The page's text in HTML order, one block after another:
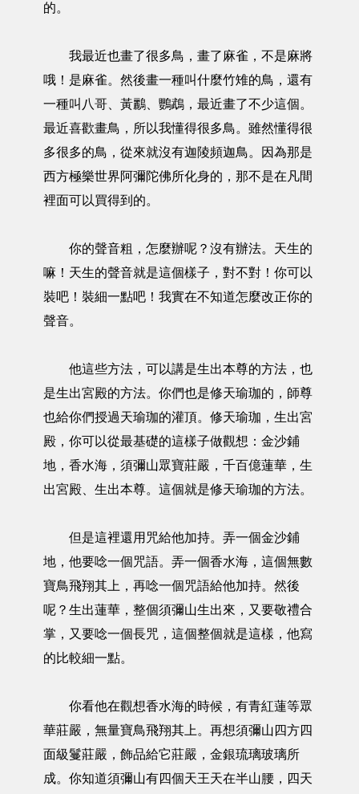
的。
我最近也畫了很多鳥，畫了麻雀，不是麻將
哦！是麻雀。然後畫一種叫什麼竹雉的鳥，還有
一種叫八哥、黃鸝、鸚鵡，最近畫了不少這個。
最近喜歡畫鳥，所以我懂得很多鳥。雖然懂得很
多很多的鳥，從來就沒有迦陵頻迦鳥。因為那是
西方極樂世界阿彌陀佛所化身的，那不是在凡間
裡面可以買得到的。
你的聲音粗，怎麼辦呢？沒有辦法。天生的
嘛！天生的聲音就是這個樣子，對不對！你可以
裝吧！裝細一點吧！我實在不知道怎麼改正你的
聲音。
他這些方法，可以講是生出本尊的方法，也
是生出宮殿的方法。你們也是修天瑜珈的，師尊
也給你們授過天瑜珈的灌頂。修天瑜珈，生出宮
殿，你可以從最基礎的這樣子做觀想：金沙鋪
地，香水海，須彌山眾寶莊嚴，千百億蓮華，生
出宮殿、生出本尊。這個就是修天瑜珈的方法。
但是這裡還用咒給他加持。弄一個金沙鋪
地，他要唸一個咒語。弄一個香水海，這個無數
寶鳥飛翔其上，再唸一個咒語給他加持。然後
呢？生出蓮華，整個須彌山生出來，又要敬禮合
掌，又要唸一個長咒，這個整個就是這樣，他寫
的比較細一點。
你看他在觀想香水海的時候，有青紅蓮等眾
華莊嚴，無量寶鳥飛翔其上。再想須彌山四方四
面級鬘莊嚴，飾品給它莊嚴，金銀琉璃玻璃所
成。你知道須彌山有四個天王天在半山腰，四天